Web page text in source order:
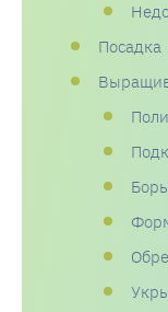
Посадка